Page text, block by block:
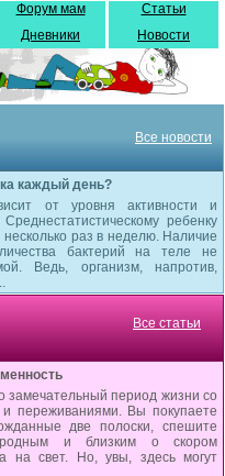
Форум мам
Дневники
Статьи
Новости
Все новости
каждый день?
от уровня активности и
ребенку
раз в неделю. Наличие
бактерий на теле не
Ведь, организм, напротив,
Все статьи
замечательный период жизни со
переживаниями. Вы покупаете
две полоски, спешите
и близким о скором
на свет. Но, увы, здесь могут